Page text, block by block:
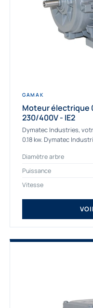
GAMAK
Moteur électrique
230/400V - IE2
Dymatec Industries,
0.18 kw. Dymatec
Diamètre arbre
Puissance
Vitesse